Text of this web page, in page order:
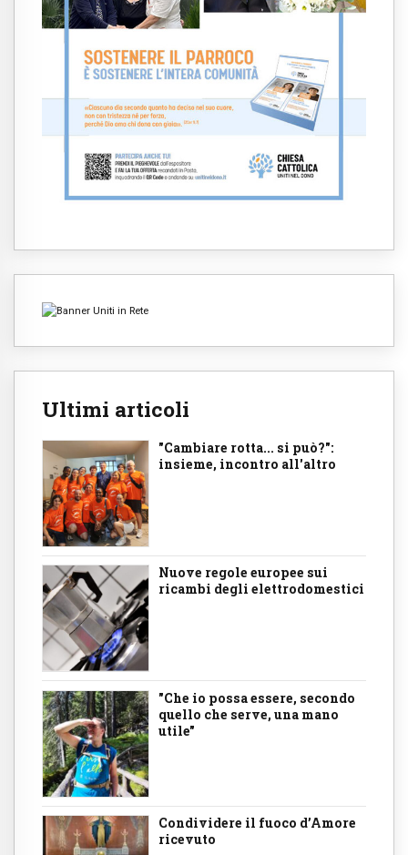
Ultimi articoli
"Cambiare rotta... si può?":
insieme, incontro all'altro
Nuove regole europee sui
ricambi degli elettrodomestici
"Che io possa essere, secondo
quello che serve, una mano
utile"
Condividere il fuoco d’Amore
ricevuto